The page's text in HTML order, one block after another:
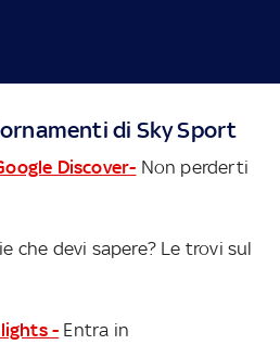
di Sky Sport
Discover- Non perderti
che devi sapere? Le trovi sul
- Entra in